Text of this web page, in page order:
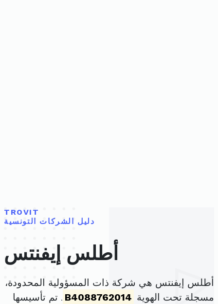
TROVIT
دليل الشركات التونسية
أطلس إيفنتس
أطلس إيفنتس هي شركة ذات المسؤولية المحدودة،
مسجلة تحت الهوية B4088762014 . تم تأسيسها